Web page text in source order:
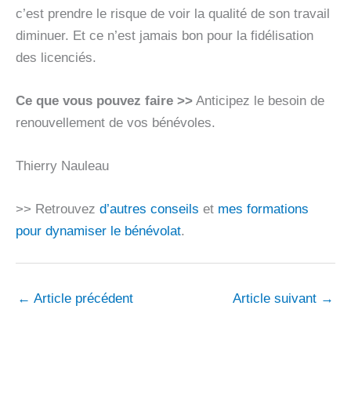
c’est prendre le risque de voir la qualité de son travail
diminuer. Et ce n’est jamais bon pour la fidélisation
des licenciés.
Ce que vous pouvez faire >> Anticipez le besoin de
renouvellement de vos bénévoles.
Thierry Nauleau
>> Retrouvez d’autres conseils et mes formations
pour dynamiser le bénévolat.
← Article précédent Article suivant →